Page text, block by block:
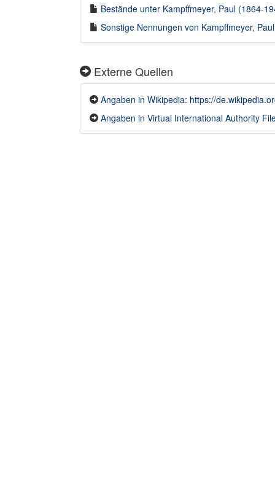
Bestände unter Kampffmeyer, Paul (1864-
Sonstige Nennungen von Kampffmeyer,
Externe Quellen
Angaben in Wikipedia: https://
Angaben in Virtual International Authority